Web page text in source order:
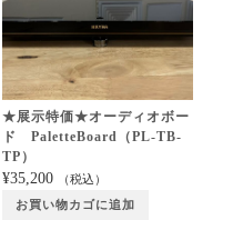
★展示特価★オーディオボー
ド PaletteBoard（PL-TB-
TP）
¥35,200 （税込）
お買い物カゴに追加